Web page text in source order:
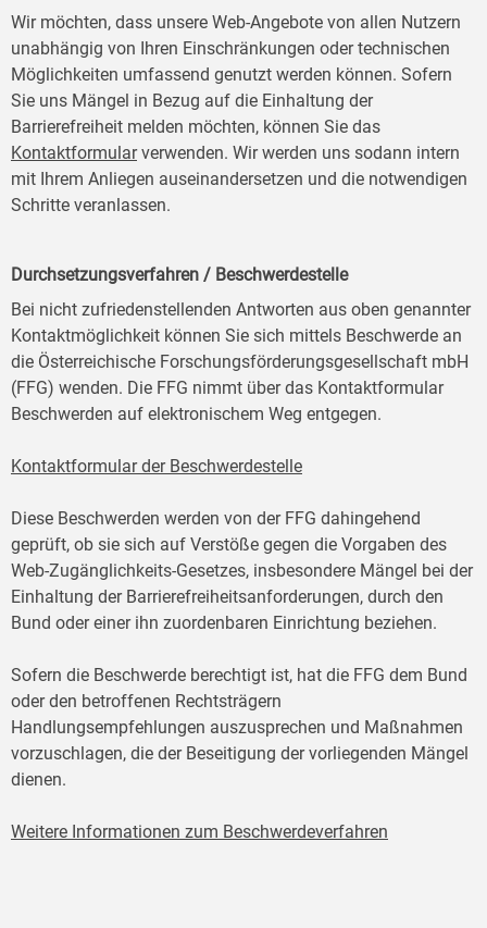
Wir möchten, dass unsere Web-Angebote von allen Nutzern
unabhängig von Ihren Einschränkungen oder technischen
Möglichkeiten umfassend genutzt werden können. Sofern
Sie uns Mängel in Bezug auf die Einhaltung der
Barrierefreiheit melden möchten, können Sie das
Kontaktformularverwenden. Wir werden uns sodann intern
mit Ihrem Anliegen auseinandersetzen und die notwendigen
Schritte veranlassen.
Durchsetzungsverfahren / Beschwerdestelle
Bei nicht zufriedenstellenden Antworten aus oben genannter
Kontaktmöglichkeit können Sie sich mittels Beschwerde an
die Österreichische Forschungsförderungsgesellschaft mbH
(FFG) wenden. Die FFG nimmt über das Kontaktformular
Beschwerden auf elektronischem Weg entgegen.
Kontaktformular der Beschwerdestelle
Diese Beschwerden werden von der FFG dahingehend
geprüft, ob sie sich auf Verstöße gegen die Vorgaben des
Web-Zugänglichkeits-Gesetzes, insbesondere Mängel bei der
Einhaltung der Barrierefreiheitsanforderungen, durch den
Bund oder einer ihn zuordenbaren Einrichtung beziehen.
Sofern die Beschwerde berechtigt ist, hat die FFG dem Bund
oder den betroffenen Rechtsträgern
Handlungsempfehlungen auszusprechen und Maßnahmen
vorzuschlagen, die der Beseitigung der vorliegenden Mängel
dienen.
Weitere Informationen zum Beschwerdeverfahren